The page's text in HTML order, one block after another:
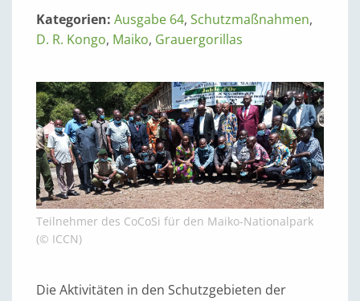
Kategorien: Ausgabe 64, Schutzmaßnahmen,
D. R. Kongo, Maiko, Grauergorillas
Teilnehmer des CoCoSi für den Maiko-Nationalpark
(© ICCN)
Die Aktivitäten in den Schutzgebieten der